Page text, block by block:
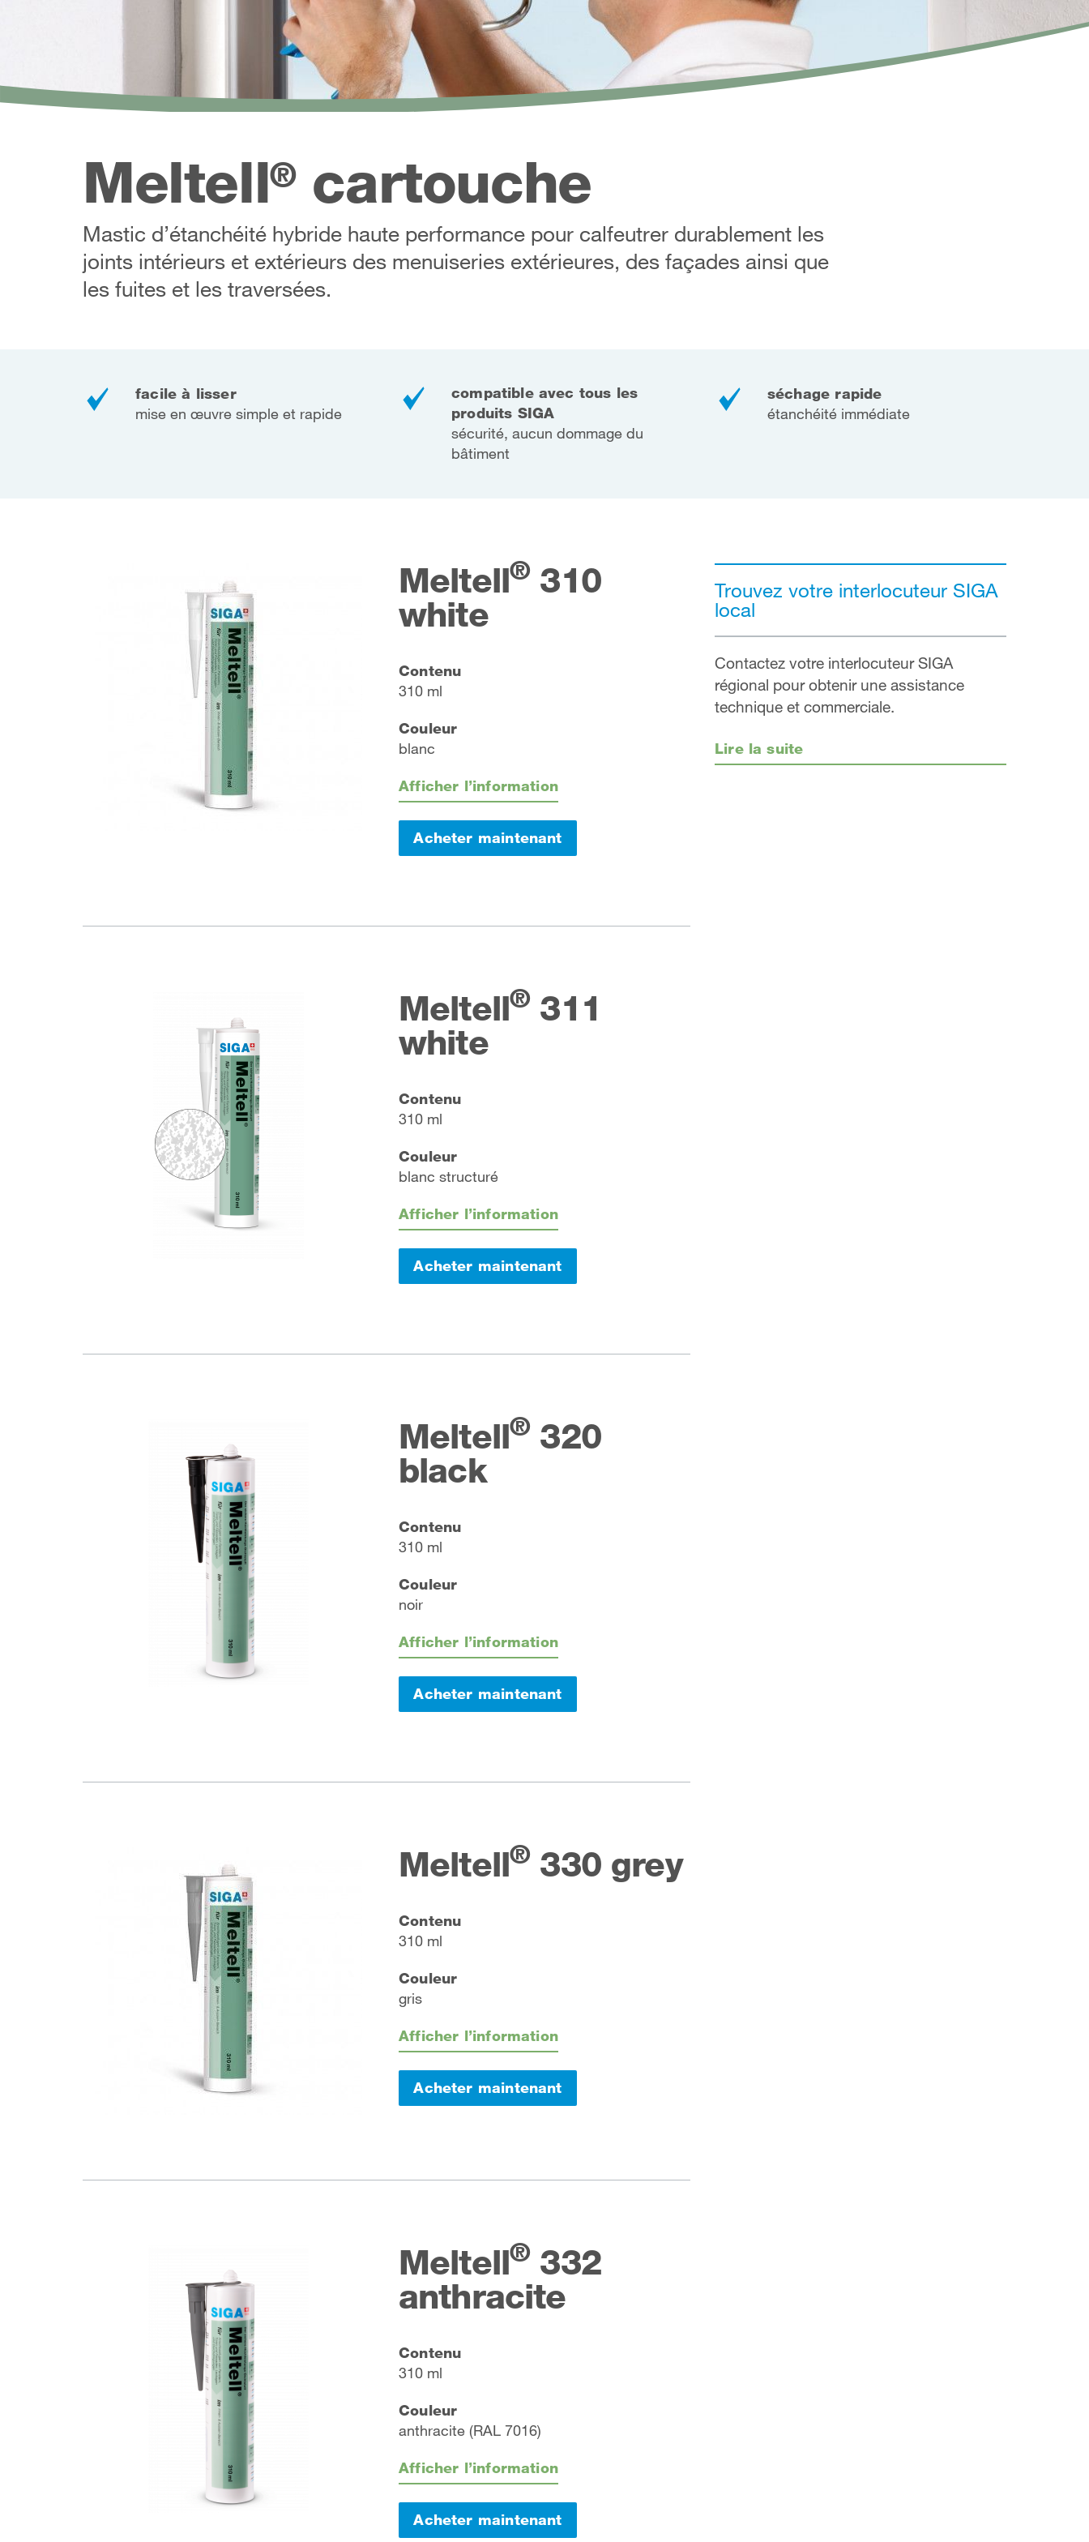
Meltell®cartouche
Mastic d’étanchéité hybride haute performance pour calfeutrer durablement les
joints intérieurs et extérieurs des menuiseries extérieures, des façades ainsi que
les fuites et les traversées.
facile à lisser
mise en œuvre simple et rapide
compatible avec tous les
produits SIGA
sécurité, aucun dommage du
bâtiment
séchage rapide
étanchéité immédiate
Meltell® 310
white
Contenu
310 ml
Couleur
blanc
Afficher l’information
Acheter maintenant
Meltell® 311
white
Contenu
310 ml
Couleur
blanc structuré
Afficher l’information
Acheter maintenant
Meltell® 320
black
Contenu
310 ml
Couleur
noir
Afficher l’information
Acheter maintenant
Meltell® 330 grey
Contenu
310 ml
Couleur
gris
Afficher l’information
Acheter maintenant
Meltell® 332
anthracite
Contenu
310 ml
Couleur
anthracite (RAL 7016)
Afficher l’information
Acheter maintenant
Trouvez votre interlocuteur SIGA
local
Contactez votre interlocuteur SIGA
régional pour obtenir une assistance
technique et commerciale.
Lire la suite